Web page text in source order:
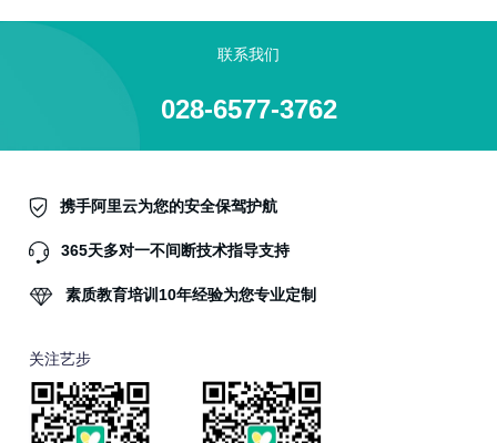
联系我们
028-6577-3762
携手阿里云为您的安全保驾护航
365天多对一不间断技术指导支持
素质教育培训10年经验为您专业定制
关注艺步